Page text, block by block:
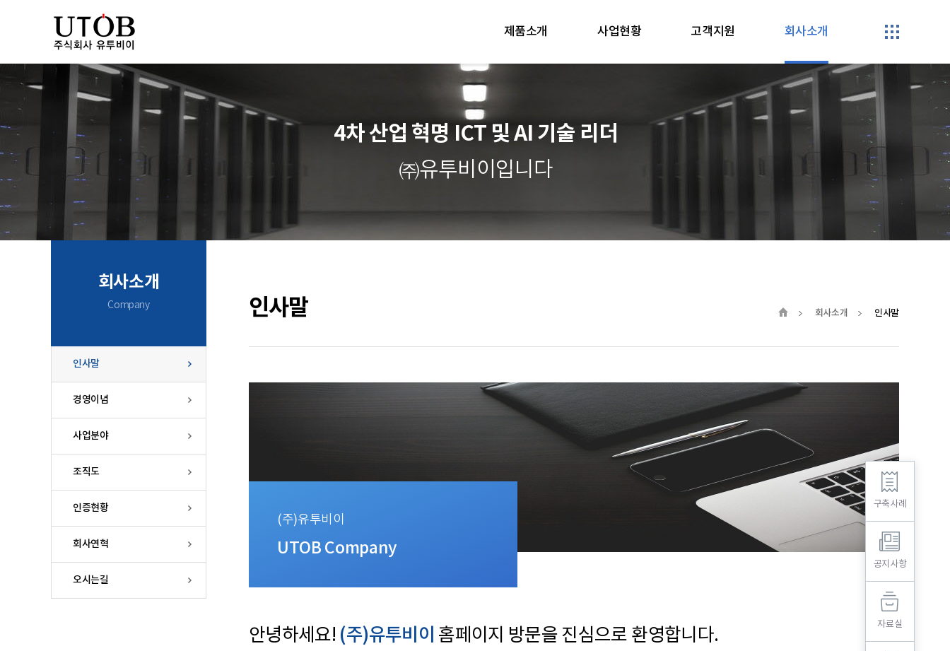
제품소개 사업현황 고객지원 회사소개
구축사례
공지사항
자료실
4차 산업 혁명 ICT 및 AI 기술 리더
㈜유투비이입니다
회사소개
Company
인사말
경영이념
사업분야
조직도
인증현황
회사연혁
오시는길
인사말 회사소개 인사말
(주)유투비이
UTOB Company
안녕하세요! (주)유투비이 홈페이지 방문을 진심으로 환영합니다.